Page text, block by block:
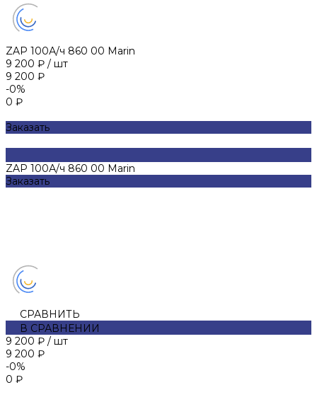
ZAP 100А/ч 860 00 Marin
9 200 ₽ / шт
9 200 ₽
-0%
0 ₽
Заказать
ZAP 100А/ч 860 00 Marin
Заказать
СРАВНИТЬ
В СРАВНЕНИИ
9 200 ₽ / шт
9 200 ₽
-0%
0 ₽